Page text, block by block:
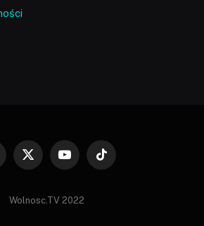
X
YouTubeTikTok
Wolnosc.TV 2022